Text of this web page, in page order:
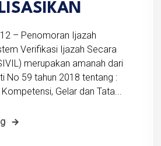
– Penomoran Ijazah
Verifikasi Ijazah Secara
merupakan amanah dari
No 59 tahun 2018 tentang :
Gelar dan Tata...